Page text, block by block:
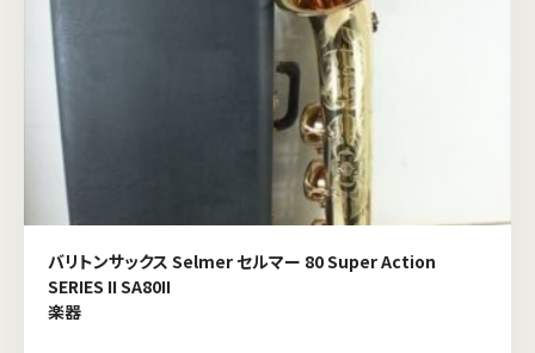
バリトンサックス Selmer セルマー 80 Super Action
SERIES II SA80II
楽器